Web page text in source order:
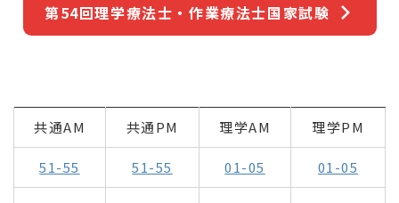
第54回理学療法士・作業療法士国家試験
共通AM 共通PM 理学AM 理学PM
51-55 51-55 01-05 01-05